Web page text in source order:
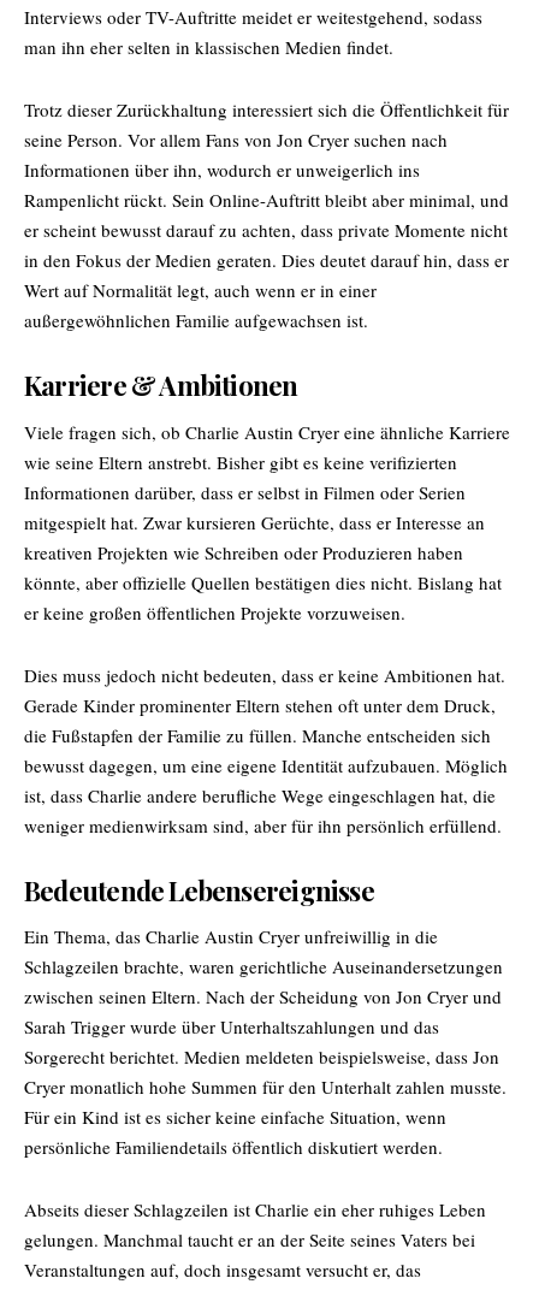
Interviews oder TV-Auftritte meidet er weitestgehend, sodass
man ihn eher selten in klassischen Medien findet.
Trotz dieser Zurückhaltung interessiert sich die Öffentlichkeit für
seine Person. Vor allem Fans von Jon Cryer suchen nach
Informationen über ihn, wodurch er unweigerlich ins
Rampenlicht rückt. Sein Online-Auftritt bleibt aber minimal, und
er scheint bewusst darauf zu achten, dass private Momente nicht
in den Fokus der Medien geraten. Dies deutet darauf hin, dass er
Wert auf Normalität legt, auch wenn er in einer
außergewöhnlichen Familie aufgewachsen ist.
Karriere & Ambitionen
Viele fragen sich, ob Charlie Austin Cryer eine ähnliche Karriere
wie seine Eltern anstrebt. Bisher gibt es keine verifizierten
Informationen darüber, dass er selbst in Filmen oder Serien
mitgespielt hat. Zwar kursieren Gerüchte, dass er Interesse an
kreativen Projekten wie Schreiben oder Produzieren haben
könnte, aber offizielle Quellen bestätigen dies nicht. Bislang hat
er keine großen öffentlichen Projekte vorzuweisen.
Dies muss jedoch nicht bedeuten, dass er keine Ambitionen hat.
Gerade Kinder prominenter Eltern stehen oft unter dem Druck,
die Fußstapfen der Familie zu füllen. Manche entscheiden sich
bewusst dagegen, um eine eigene Identität aufzubauen. Möglich
ist, dass Charlie andere berufliche Wege eingeschlagen hat, die
weniger medienwirksam sind, aber für ihn persönlich erfüllend.
Bedeutende Lebensereignisse
Ein Thema, das Charlie Austin Cryer unfreiwillig in die
Schlagzeilen brachte, waren gerichtliche Auseinandersetzungen
zwischen seinen Eltern. Nach der Scheidung von Jon Cryer und
Sarah Trigger wurde über Unterhaltszahlungen und das
Sorgerecht berichtet. Medien meldeten beispielsweise, dass Jon
Cryer monatlich hohe Summen für den Unterhalt zahlen musste.
Für ein Kind ist es sicher keine einfache Situation, wenn
persönliche Familiendetails öffentlich diskutiert werden.
Abseits dieser Schlagzeilen ist Charlie ein eher ruhiges Leben
gelungen. Manchmal taucht er an der Seite seines Vaters bei
Veranstaltungen auf, doch insgesamt versucht er, das